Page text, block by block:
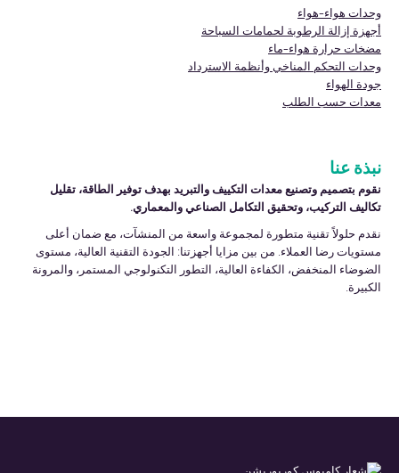
in
new
window
in
new
window
وحدات هواء-هواء
أجهزة إزالة الرطوبة لحمامات السباحة
مضخات حرارة هواء-ماء
وحدات التحكم المناخي وأنظمة الاسترداد
جودة الهواء
معدات حسب الطلب
نبذة عنا
نقوم بتصميم وتصنيع معدات التكييف والتبريد بهدف توفير الطاقة، تقليل
تكاليف التركيب، وتحقيق التكامل الصناعي والمعماري.
نقدم حلولاً تقنية متطورة لمجموعة واسعة من المنشآت، مع ضمان أعلى
مستويات رضا العملاء. من بين مزايا أجهزتنا: الجودة التقنية العالية، مستوى
الضوضاء المنخفض، الكفاءة العالية، التطور التكنولوجي المستمر، والمرونة
الكبيرة.